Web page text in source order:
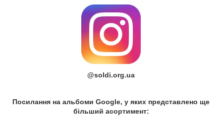
@soldi.org.ua
Посилання на альбоми Google, у яких представлено ще
більший асортимент: